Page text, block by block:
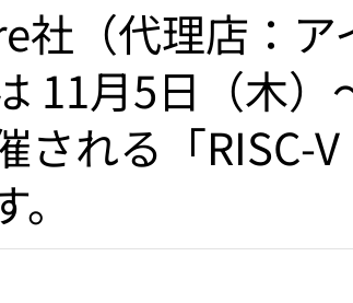
社（代理店：ア
11月5日（木）
される「RISC-